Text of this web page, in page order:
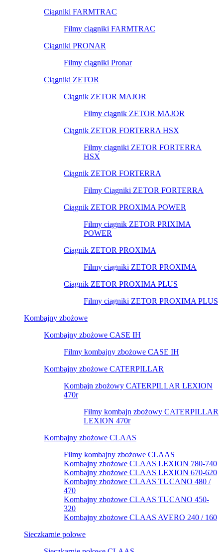
Ciągniki FARMTRAC
Filmy ciągniki FARMTRAC
Ciągniki PRONAR
Filmy ciągniki Pronar
Ciągniki ZETOR
Ciągnik ZETOR MAJOR
Filmy ciągnik ZETOR MAJOR
Ciągnik ZETOR FORTERRA HSX
Filmy ciągniki ZETOR FORTERRA
HSX
Ciągnik ZETOR FORTERRA
Filmy Ciągniki ZETOR FORTERRA
Ciągnik ZETOR PROXIMA POWER
Filmy ciągnik ZETOR PRIXIMA
POWER
Ciągnik ZETOR PROXIMA
Filmy ciągniki ZETOR PROXIMA
Ciągnik ZETOR PROXIMA PLUS
Filmy ciągniki ZETOR PROXIMA PLUS
Kombajny zbożowe
Kombajny zbożowe CASE IH
Filmy kombajny zbożowe CASE IH
Kombajny zbożowe CATERPILLAR
Kombajn zbożowy CATERPILLAR LEXION
470r
Filmy kombajn zbożowy CATERPILLAR
LEXION 470r
Kombajny zbożowe CLAAS
Filmy kombajny zbożowe CLAAS
Kombajny zbożowe CLAAS LEXION 780-740
Kombajny zbożowe CLAAS LEXION 670-620
Kombajny zbożowe CLAAS TUCANO 480 /
470
Kombajny zbożowe CLAAS TUCANO 450-
320
Kombajny zbożowe CLAAS AVERO 240 / 160
Sieczkarnie polowe